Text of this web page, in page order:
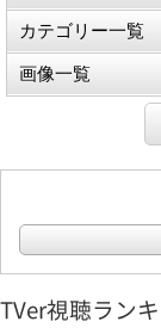
カテゴリー一覧
画像一覧
TVer視聴ラン